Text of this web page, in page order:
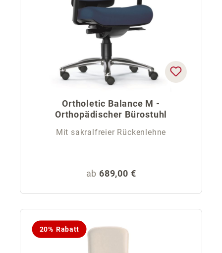
Ortholetic Balance M -
Orthopädischer Bürostuhl
Mit sakralfreier Rückenlehne
Regulärer Preis:
ab 689,00 €
20% Rabatt